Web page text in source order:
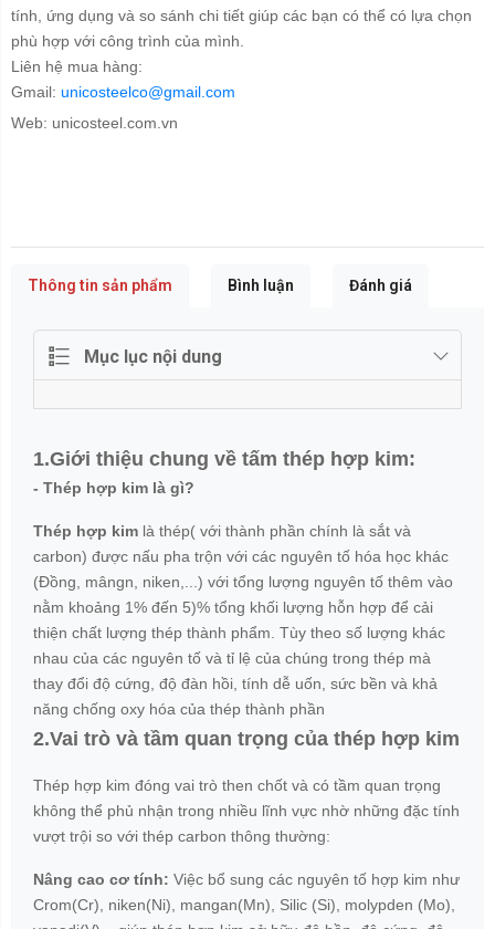
tính, ứng dụng và so sánh chi tiết giúp các bạn có thể có lựa chọn
phù hợp với công trình của mình.
Liên hệ mua hàng:
Gmail: unicosteelco@gmail.com
Web: unicosteel.com.vn
Thông tin sản phẩm Bình luận Đánh giá
Mục lục nội dung
1.Giới thiệu chung về tấm thép hợp kim:
- Thép hợp kim là gì?
Thép hợp kim là thép( với thành phần chính là sắt và
carbon) được nấu pha trộn với các nguyên tố hóa học khác
(Đồng, mângn, niken,...) với tổng lượng nguyên tố thêm vào
nằm khoảng 1% đến 5)% tổng khối lượng hỗn hợp để cải
thiện chất lượng thép thành phẩm. Tùy theo số lượng khác
nhau của các nguyên tố và tỉ lệ của chúng trong thép mà
thay đổi độ cứng, độ đàn hồi, tính dễ uốn, sức bền và khả
năng chống oxy hóa của thép thành phần
2.Vai trò và tầm quan trọng của thép hợp kim
Thép hợp kim đóng vai trò then chốt và có tầm quan trọng
không thể phủ nhận trong nhiều lĩnh vực nhờ những đặc tính
vượt trội so với thép carbon thông thường:
Nâng cao cơ tính: Việc bổ sung các nguyên tố hợp kim như
Crom(Cr), niken(Ni), mangan(Mn), Silic (Si), molypden (Mo),